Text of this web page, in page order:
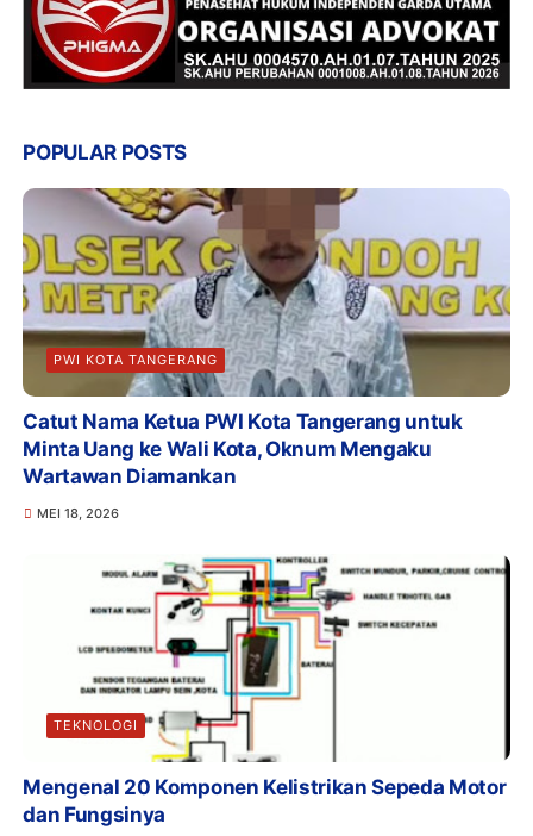
POPULAR POSTS
PWI KOTA TANGERANG
Catut Nama Ketua PWI Kota Tangerang untuk
Minta Uang ke Wali Kota, Oknum Mengaku
Wartawan Diamankan
MEI 18, 2026
TEKNOLOGI
Mengenal 20 Komponen Kelistrikan Sepeda Motor
dan Fungsinya